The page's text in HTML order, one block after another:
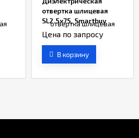
отвертка шлицевая
SL2.5x75, Smartbuy
Цена по запросу
В корзину